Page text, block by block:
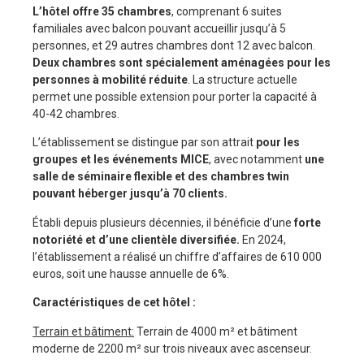
L’hôtel offre 35 chambres, comprenant 6 suites
familiales avec balcon pouvant accueillir jusqu’à 5
personnes, et 29 autres chambres dont 12 avec balcon.
Deux chambres sont spécialement aménagées pour les
personnes à mobilité réduite . La structure actuelle
permet une possible extension pour porter la capacité à
40-42 chambres.
L’établissement se distingue par son attrait pour les
groupes et les événements MICE, avec notamment une
salle de séminaire flexible et des chambres twin
pouvant héberger jusqu’à 70 clients.
Établi depuis plusieurs décennies, il bénéficie d’une forte
notoriété et d’une clientèle diversifiée. En 2024,
l’établissement a réalisé un chiffre d’affaires de 610 000
euros, soit une hausse annuelle de 6%.
Caractéristiques de cet hôtel :
Terrain et bâtiment: Terrain de 4000 m² et bâtiment
moderne de 2200 m² sur trois niveaux avec ascenseur.